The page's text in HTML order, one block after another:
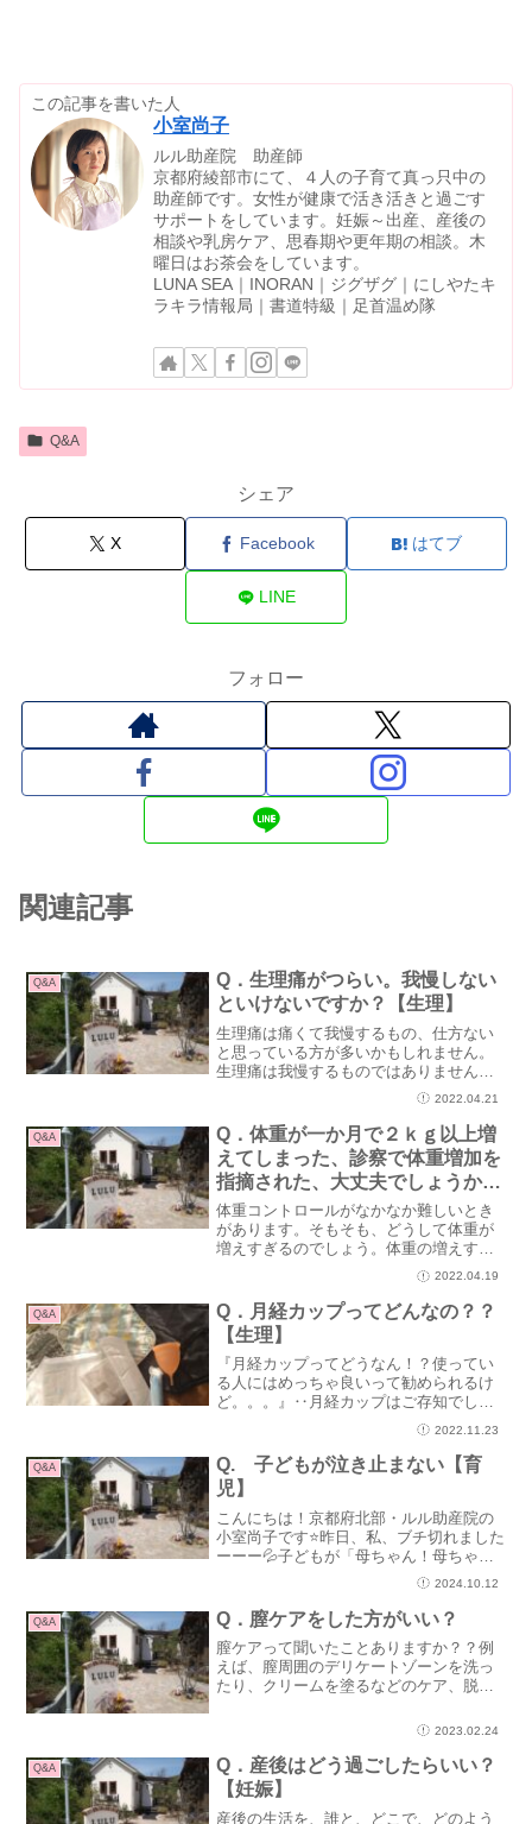
この記事を書いた人
小室尚子
ルル助産院 助産師
京都府綾部市にて、４人の子育て真っ只中の
助産師です。女性が健康で活き活きと過ごす
サポートをしています。妊娠～出産、産後の
相談や乳房ケア、思春期や更年期の相談。木
曜日はお茶会をしています。
LUNA SEA｜INORAN｜ジグザグ｜にしやたキ
ラキラ情報局｜書道特級｜足首温め隊
Q&A
シェア
X Facebook はてブ
LINE
フォロー
関連記事
Q&A
Q．生理痛がつらい。我慢しない
といけないですか？【生理】
生理痛は痛くて我慢するもの、仕方ない
と思っている方が多いかもしれません。
生理痛は我慢するものではありません。
生理痛は、経血を出すために、子宮が収
縮するので、そのときに起こる痛みで
す。痛みが強いということは、子宮が経
血を出そうとより頑張ってい...
2022.04.21
Q&A
Q．体重が一か月で２ｋｇ以上増
えてしまった、診察で体重増加を
指摘された、大丈夫でしょうか？
【妊娠】
体重コントロールがなかなか難しいとき
があります。そもそも、どうして体重が
増えすぎるのでしょう。体重の増えすぎ
はよくない？赤ちゃんに影響があるのか
しら？？‥ただ食べ過ぎだけが原因では
ありません☆胎児や胎盤がググっと大き
くなる時期があります。む...
2022.04.19
Q&A
Q．月経カップってどんなの？？
【生理】
『月経カップってどうなん！？使ってい
る人にはめっちゃ良いって勧められるけ
ど。。。』‥月経カップはご存知でしょ
うか。膣内にカップを挿入して、カップ
で経血を受ける生理用品です。‥実は私
もチャレンジしました！不安しかありま
せんでしたが。。。1回目...
2022.11.23
Q&A
Q. 子どもが泣き止まない【育
児】
こんにちは！京都府北部・ルル助産院の
小室尚子です⭐昨日、私、ブチ切れました
ーーー💦子どもが「母ちゃん！母ちゃ
ん！」を連呼するのですが、私はゴロゴ
ロしたくて、「母ちゃん以外を呼ん
で！」と頼みました。でも、「母ちゃん
がいいんや！トイレに行こ！」...
2024.10.12
Q&A Q．膣ケアをした方がいい？
膣ケアって聞いたことありますか？？例
えば、膣周囲のデリケートゾーンを洗っ
たり、クリームを塗るなどのケア、脱毛
アをしっかりしているところもあるよう
は、膣内は弱酸性なので、...
2023.02.24
Q&A
Q．産後はどう過ごしたらいい？
【妊娠】
産後の生活を、誰と、どこで、どのよう